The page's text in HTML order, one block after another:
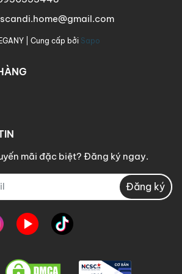
công bằng máy CNC cho độ chí
nghiệp phủ Melamine cao cấp.
Home
122 đường số 2, Khu đô thị Vạn
EGANY | Cung cấp bởi Sapo
mãi đặc biệt? Đăng ký ngay.
Đăng ký